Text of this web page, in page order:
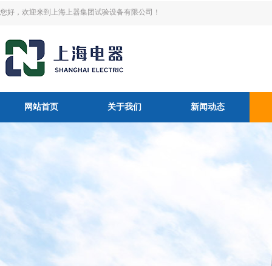
您好，欢迎来到上海上器集团试验设备有限公司！
网站首页 关于我们 新闻动态